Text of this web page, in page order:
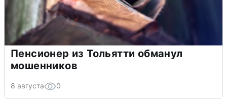
Пенсионер из Тольятти обманул
мошенников
8 августа 0